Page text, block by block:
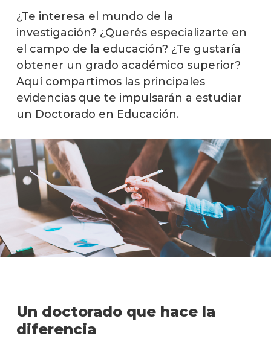
tesis
Por
qué
un
en
¿Te interesa el mundo de la
investigación? ¿Querés especializarte en
el campo de la educación? ¿Te gustaría
obtener un grado académico superior?
Aquí compartimos las principales
evidencias que te impulsarán a estudiar
un Doctorado en Educación.
Un doctorado que hace la
diferencia